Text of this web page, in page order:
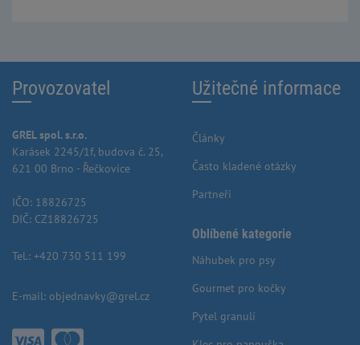
Provozovatel
GREL spol. s.r.o.
Karásek 2245/1f, budova č. 25,
621 00 Brno - Řečkovice
IČO: 18826725
DIČ: CZ18826725
Tel.: +420 730 511 199
E-mail: objednavky@grel.cz
Užitečné informace
Články
Často kladené otázky
Partneři
Oblíbené kategorie
Náhubek pro psy
Gourmet pro kočky
Pytel granulí